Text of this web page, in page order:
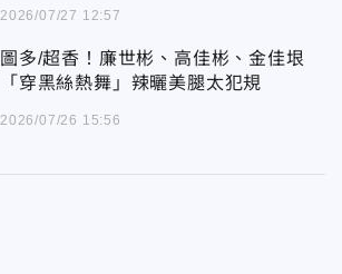
2026/07/27 12:57
圖多/超香！廉世彬、高佳彬、金佳垠
「穿黑絲熱舞」辣曬美腿太犯規
2026/07/26 15:56